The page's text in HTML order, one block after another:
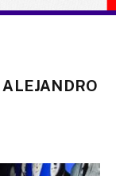
ALEJANDRO